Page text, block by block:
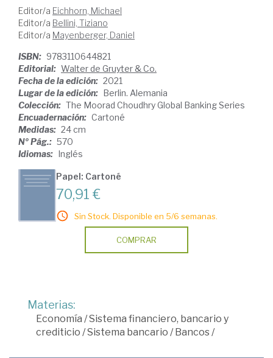
Editor/a Eichhorn, Michael
Editor/a Bellini, Tiziano
Editor/a Mayenberger, Daniel
ISBN: 9783110644821
Editorial: Walter de Gruyter & Co.
Fecha de la edición: 2021
Lugar de la edición:
Berlin. Alemania
Colección: The Moorad Choudhry Global Banking Series
Encuadernación: Cartoné
Medidas: 24 cm
Nº Pág.: 570
Idiomas:
Inglés
Papel: Cartoné
70,91 €
Sin Stock. Disponible en 5/6 semanas.
COMPRAR
Materias:
Economía /Sistema financiero, bancario y
crediticio /Sistema bancario / Bancos/